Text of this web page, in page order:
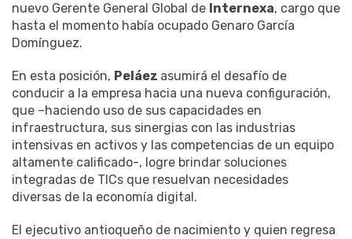
nuevo Gerente General Global de Internexa, cargo que
hasta el momento había ocupado Genaro García
Domínguez.
En esta posición, Peláez asumirá el desafío de
conducir a la empresa hacia una nueva configuración,
que –haciendo uso de sus capacidades en
infraestructura, sus sinergias con las industrias
intensivas en activos y las competencias de un equipo
altamente calificado-, logre brindar soluciones
integradas de TICs que resuelvan necesidades
diversas de la economía digital.
El ejecutivo antioqueño de nacimiento y quien regresa